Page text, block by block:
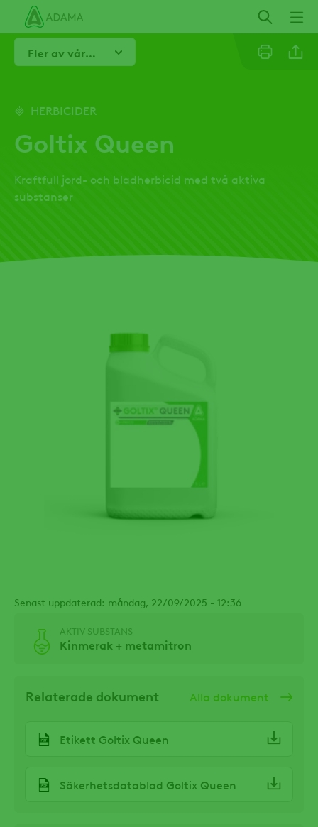
Hoppa
huvudinnehåll
Fler av våra Goltix produkter
HERBICIDER
Goltix Queen
Kraftfull jord- och bladherbicid med två aktiva
substanser
Senast uppdaterad: måndag, 22/09/2025 - 12:36
AKTIV SUBSTANS
Kinmerak + metamitron
Relaterade dokument Alla dokument
Etikett Goltix Queen
Säkerhetsdatablad Goltix Queen